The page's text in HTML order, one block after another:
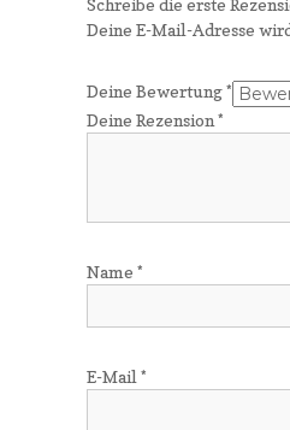
Schreibe die erste
Deine E-Mail-Adresse
Deine Bewertung*
Deine Rezension *
Name *
E-Mail *